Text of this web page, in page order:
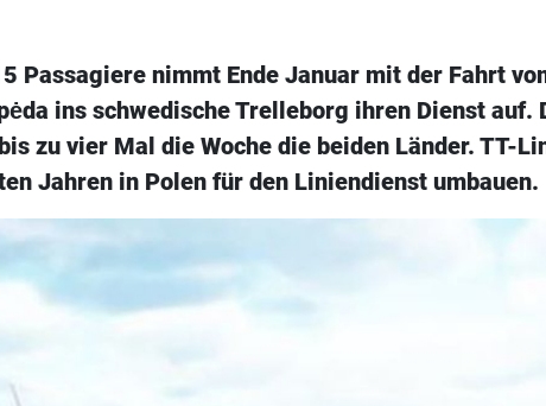
Passagiere nimmt Ende Januar mit der Fahrt
ins schwedische Trelleborg ihren Dienst auf.
zu vier Mal die Woche die beiden Länder. TT-
Jahren in Polen für den Liniendienst umbauen.